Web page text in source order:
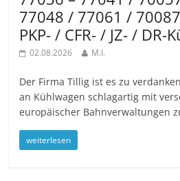
77048 / 77061 /
PKP- / CFR- / JZ- / DR-
02.08.2026 M.I.
Der Firma Tillig ist es zu
an Kühlwagen schlagartig mit
europäischer Bahnverwaltungen
weiterlesen